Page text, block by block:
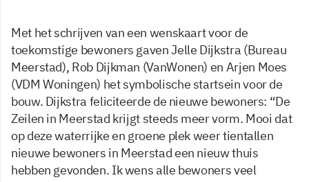
Met het schrijven van een wenskaart voor de
toekomstige bewoners gaven Jelle Dijkstra (Bureau
Meerstad), Rob Dijkman (VanWonen) en Arjen Moes
(VDM Woningen) het symbolische startsein voor de
bouw. Dijkstra feliciteerde de nieuwe bewoners: “De
Zeilen in Meerstad krijgt steeds meer vorm. Mooi dat
op deze waterrijke en groene plek weer tientallen
nieuwe bewoners in Meerstad een nieuw thuis
hebben gevonden. Ik wens alle bewoners veel